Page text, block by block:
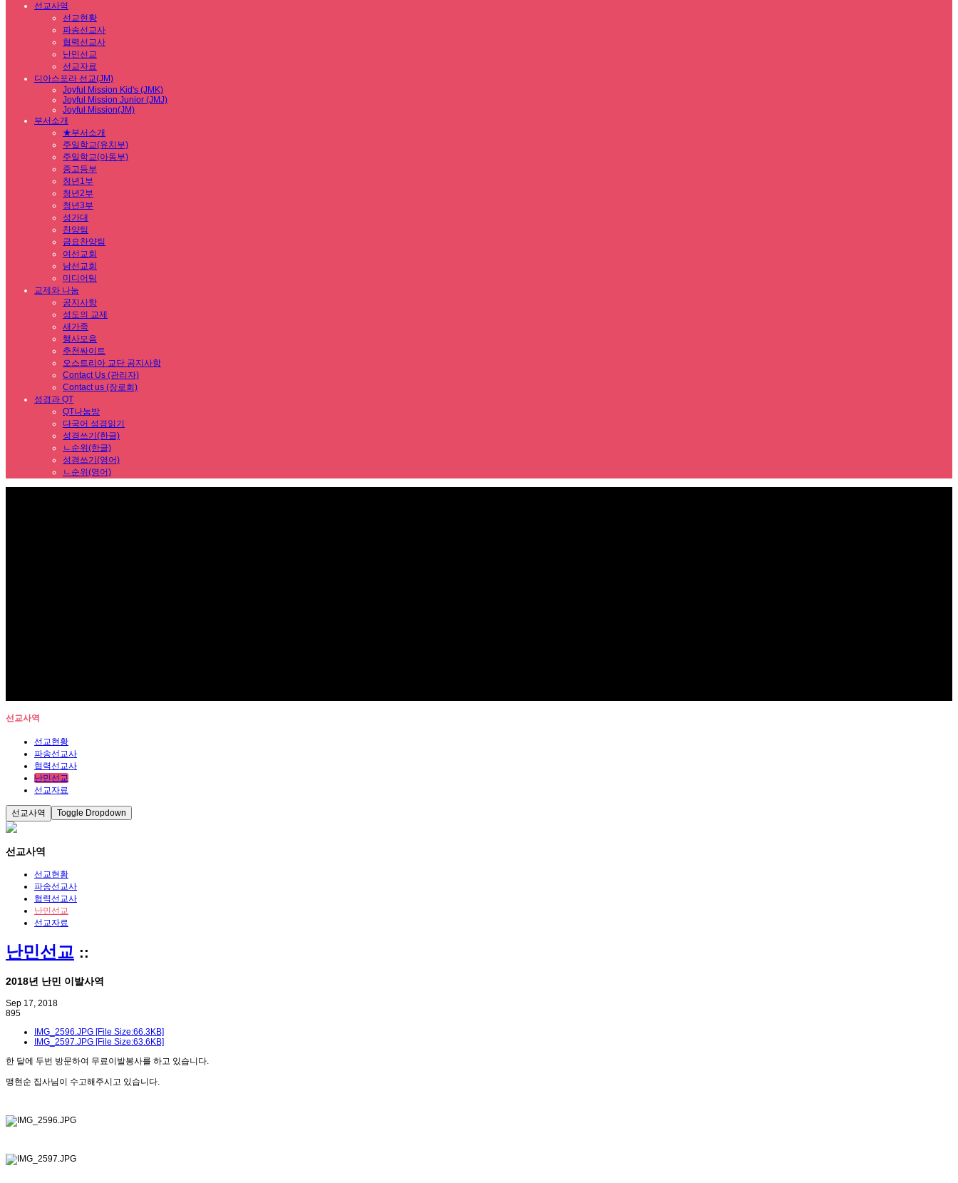
선교사역
선교현황
파송선교사
협력선교사
난민선교
선교자료
디아스포라 선교(JM)
Joyful Mission Kid's (JMK)
Joyful Mission Junior (JMJ)
Joyful Mission(JM)
부서소개
★부서소개
주일학교(유치부)
주일학교(아동부)
중고등부
청년1부
청년2부
청년3부
성가대
찬양팀
금요찬양팀
여선교회
남선교회
미디어팀
교제와 나눔
공지사항
성도의 교제
새가족
행사모음
추천싸이트
오스트리아 교단 공지사항
Contact Us (관리자)
Contact us (장로회)
성경과 QT
QT나눔방
다국어 성경읽기
성경쓰기(한글)
ㄴ순위(한글)
성경쓰기(영어)
ㄴ순위(영어)
선교사역
선교현황
파송선교사
협력선교사
난민선교
선교자료
선교사역 Toggle Dropdown
선교사역
선교현황
파송선교사
협력선교사
난민선교
선교자료
난민선교 ::
2018년 난민 이발사역
Sep 17, 2018
895
IMG_2596.JPG [File Size:66.3KB]
IMG_2597.JPG [File Size:63.6KB]
한 달에 두번 방문하여 무료이발봉사를 하고 있습니다.
맹현순 집사님이 수고해주시고 있습니다.